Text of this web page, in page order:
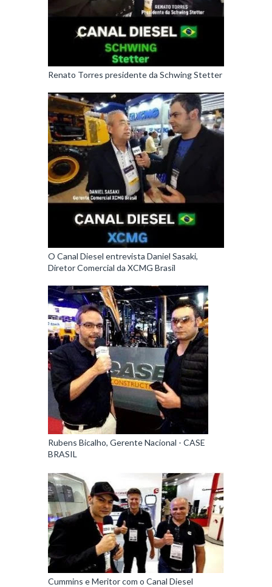
Renato Torres presidente da Schwing Stetter
O Canal Diesel entrevista Daniel Sasaki,
Diretor Comercial da XCMG Brasil
Rubens Bicalho, Gerente Nacional - CASE
BRASIL
Cummins e Meritor com o Canal Diesel